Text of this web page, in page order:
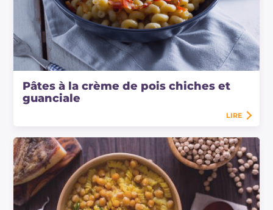
Pâtes à la crème de pois chiches et
guanciale
LIRE